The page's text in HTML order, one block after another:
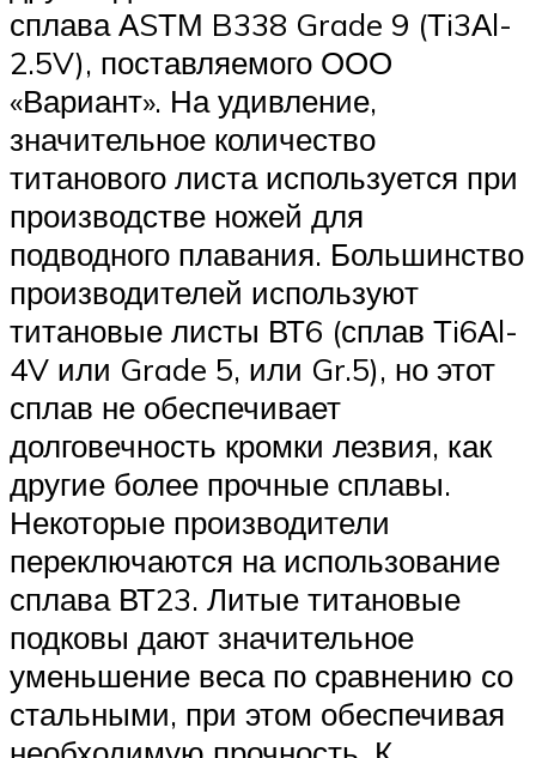
сплава АSТМ B338 Grade 9 (Тi3Аl-
2.5V), поставляемого ООО
«Вариант». На удивление,
значительное количество
титанового листа используется при
производстве ножей для
подводного плавания. Большинство
производителей используют
титановые листы ВТ6 (сплав Тi6Аl-
4V или Grade 5, или Gr.5), но этот
сплав не обеспечивает
долговечность кромки лезвия, как
другие более прочные сплавы.
Некоторые производители
переключаются на использование
сплава ВТ23. Литые титановые
подковы дают значительное
уменьшение веса по сравнению со
стальными, при этом обеспечивая